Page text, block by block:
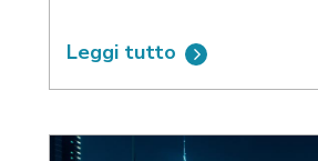
Leggi tutto